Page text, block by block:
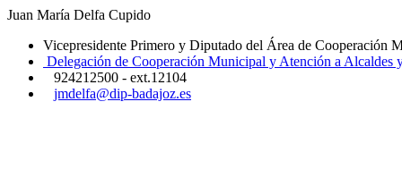
Juan María Delfa Cupido
Vicepresidente Primero y Diputado del Área de Cooperación
Delegación de Cooperación Municipal y Atención a Alcaldes
924212500 - ext.12104
jmdelfa@dip-badajoz.es